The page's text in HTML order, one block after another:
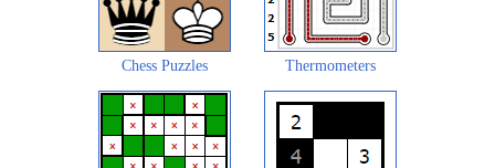
Chess Puzzles Thermometers